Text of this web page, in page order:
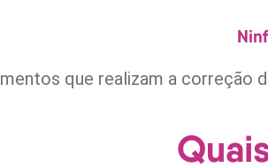
que realizam a correção